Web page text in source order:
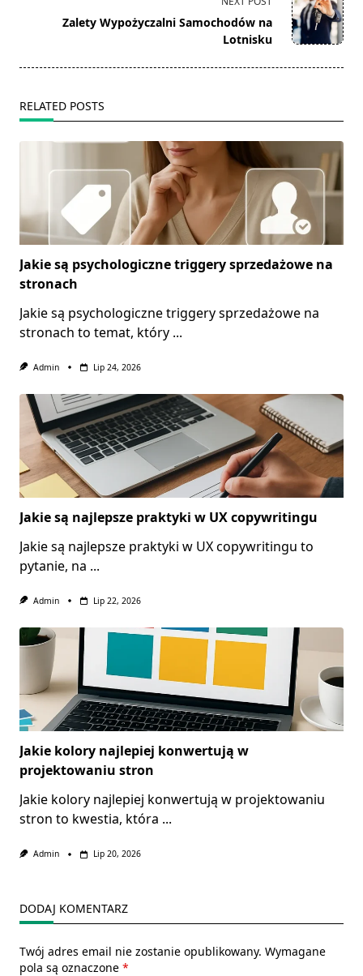
reader-Zalety Wypożyczalni Samochodów na
Lotnisku
RELATED POSTS
Jakie są psychologiczne triggery sprzedażowe na
stronach
Jakie są psychologiczne triggery sprzedażowe na
stronach to temat, który ...
Admin Lip 24, 2026
Jakie są najlepsze praktyki w UX copywritingu
Jakie są najlepsze praktyki w UX copywritingu to
pytanie, na ...
Admin Lip 22, 2026
Jakie kolory najlepiej konwertują w
projektowaniu stron
Jakie kolory najlepiej konwertują w projektowaniu
stron to kwestia, która ...
Admin Lip 20, 2026
DODAJ KOMENTARZ
Twój adres email nie zostanie opublikowany. Wymagane
pola są oznaczone *